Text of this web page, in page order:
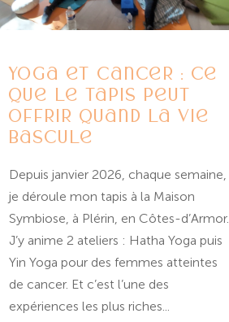
Yoga et cancer : ce
que le tapis peut
offrir quand la vie
bascule
Depuis janvier 2026, chaque semaine,
je déroule mon tapis à la Maison
Symbiose, à Plérin, en Côtes-d’Armor.
J’y anime 2 ateliers : Hatha Yoga puis
Yin Yoga pour des femmes atteintes
de cancer. Et c’est l’une des
expériences les plus riches...